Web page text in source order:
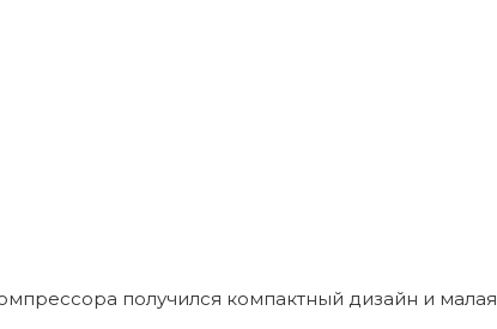
получился компактный дизайн и малая